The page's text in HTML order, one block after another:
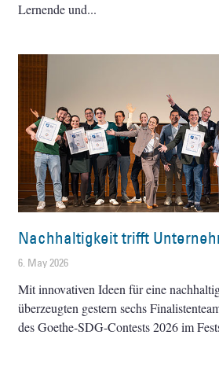
Lernende und
Nachhaltigkeit trifft
6. May 2026
Mit innovativen Ideen für eine
überzeugten gestern sechs
des Goethe-SDG-Contests 2026 im